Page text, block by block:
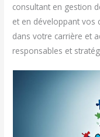
consultant en gestion
et en développant vos
dans votre carrière et
responsables et